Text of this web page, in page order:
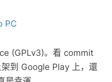
PC
(GPLv3)。看 commit
到 Google Play 上，還